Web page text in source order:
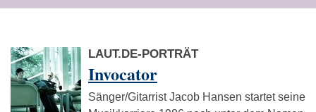
LAUT.DE-PORTRÄT
Invocator
Sänger/Gitarrist Jacob Hansen startet seine